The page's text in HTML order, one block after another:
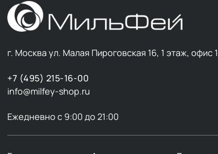
Железо
железа во
калорий,
железо
Железо —
в
г. Москва ул. Малая Пироговская 16, 1 этаж, офис
+7 (495) 215-16-00
info@milfey-shop.ru
Ежедневно с 9:00 до 21:00